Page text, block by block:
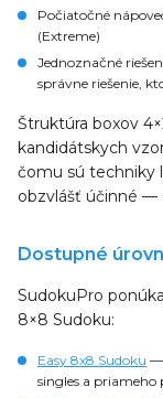
Počiatočné
(Extreme)
Jednoznačné
správne riešenie,
Štruktúra boxov
kandidátskych
čomu sú techniky
obzvlášť účinné —
Dostupné
SudokuPro
8×8 Sudoku:
Easy 8x8 Sudoku —
singles a priameho